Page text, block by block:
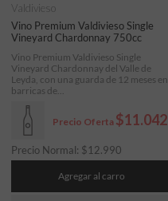
Vino Premium Valdivieso Single
Vineyard Chardonnay 750cc
Precio Oferta $11.042
Precio Normal: $12.990
Valdivieso
Vino Premium Valdivieso Single
Vineyard Chardonnay del Valle de
Leyda, con una guarda de 12 meses en
barricas de...
Agregar al carro